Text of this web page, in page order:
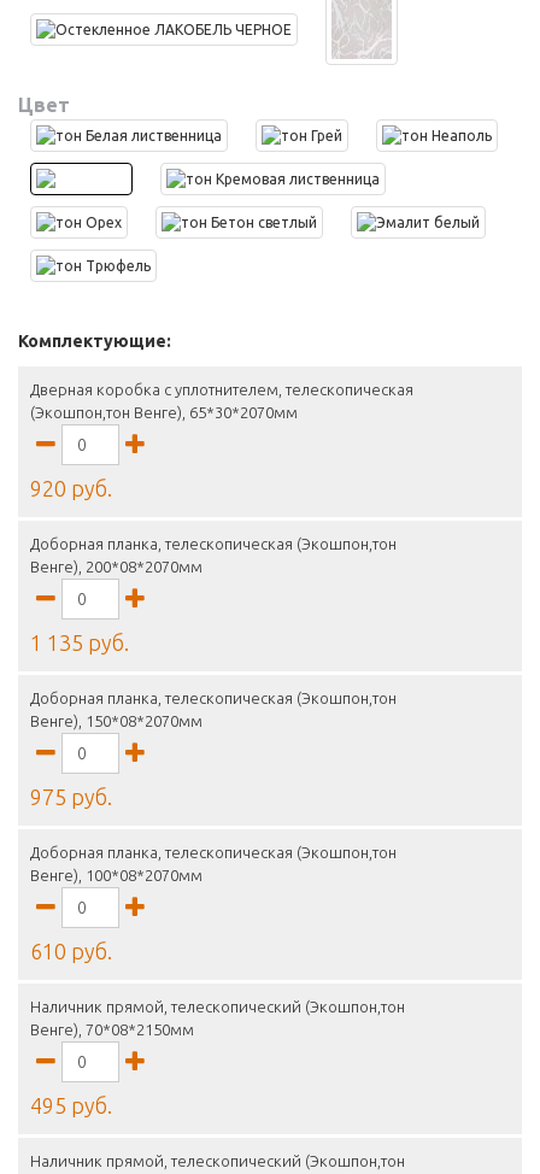
Цвет
Комплектующие:
Дверная коробка с уплотнителем, телескопическая
(Экошпон,тон Венге), 65*30*2070мм
920 руб.
Доборная планка, телескопическая (Экошпон,тон
Венге), 200*08*2070мм
1 135 руб.
Доборная планка, телескопическая (Экошпон,тон
Венге), 150*08*2070мм
975 руб.
Доборная планка, телескопическая (Экошпон,тон
Венге), 100*08*2070мм
610 руб.
Наличник прямой, телескопический (Экошпон,тон
Венге), 70*08*2150мм
495 руб.
Наличник прямой, телескопический (Экошпон,тон